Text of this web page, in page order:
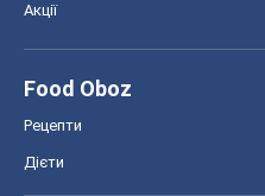
Акції
Food Oboz
Рецепти
Дієти